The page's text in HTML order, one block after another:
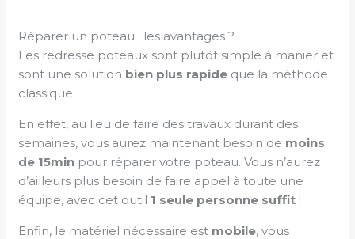
Réparer un poteau : les avantages ?
Les redresse poteaux sont plutôt simple à manier et
sont une solution bien plus rapide que la méthode
classique.
En effet, au lieu de faire des travaux durant des
semaines, vous aurez maintenant besoin de moins
de 15min pour réparer votre poteau. Vous n’aurez
d’ailleurs plus besoin de faire appel à toute une
équipe, avec cet outil 1 seule personne suffit !
Enfin, le matériel nécessaire est mobile, vous